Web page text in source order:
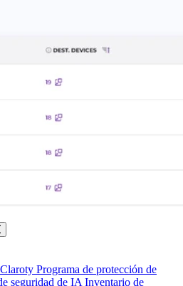
menú
Claroty Programa de protección de
seguridad de IA Inventario de